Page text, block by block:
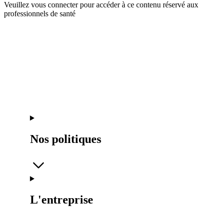
Veuillez vous connecter pour accéder à ce contenu réservé aux
professionnels de santé
Nos politiques
L'entreprise